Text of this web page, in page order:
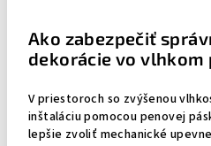
Ako zabezpečiť
dekorácie vo
V priestoroch so zvýšenou
inštaláciu pomocou penovej
lepšie zvoliť mechanické